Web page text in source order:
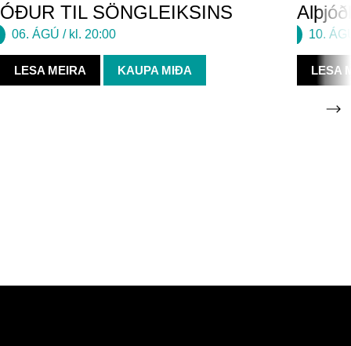
ÓÐUR TIL SÖNGLEIKSINS
06. ÁGÚ / kl. 20:00
LESA MEIRA KAUPA MIÐA
10.
LESA